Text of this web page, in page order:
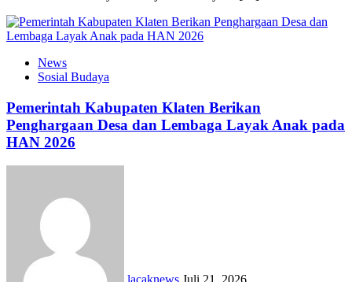
News
Sosial Budaya
Pemerintah Kabupaten Klaten Berikan
Penghargaan Desa dan Lembaga Layak Anak pada
HAN 2026